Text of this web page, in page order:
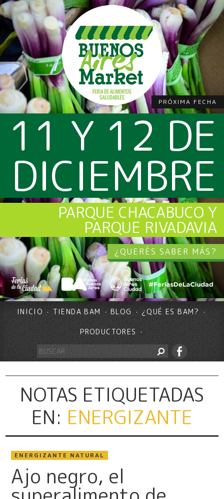
PRÓXIMA FECHA
11 Y 12 DE
DICIEMBRE
PARQUE CHACABUCO Y
PARQUE RIVADAVIA
¿QUERÉS SABER MÁS?
INICIO TIENDA BAM BLOG ¿QUÉ ES BAM?
PRODUCTORES
NOTAS ETIQUETADAS
EN: ENERGIZANTE
ENERGIZANTE NATURAL
Ajo negro, el